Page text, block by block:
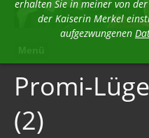
erhalten Sie in meiner von
der Kaiserin Merkel
aufgezwungenen
Promi-
(2)